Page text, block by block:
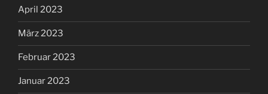
April 2023
März 2023
Februar 2023
Januar 2023